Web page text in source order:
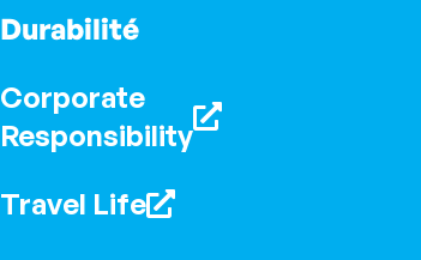
Durabilité
Corporate
Responsibility
Travel Life